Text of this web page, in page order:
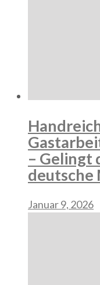
– Gelingt
deutsche
Januar 9, 2026